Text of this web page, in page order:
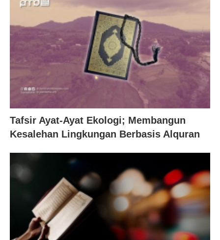
Tafsir Ayat-Ayat Ekologi; Membangun
Kesalehan Lingkungan Berbasis Alquran